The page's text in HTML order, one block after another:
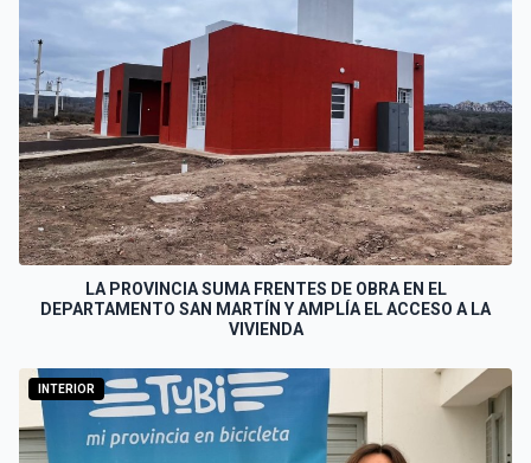
LA PROVINCIA SUMA FRENTES DE OBRA EN EL
DEPARTAMENTO SAN MARTÍN Y AMPLÍA EL ACCESO A LA
VIVIENDA
INTERIOR